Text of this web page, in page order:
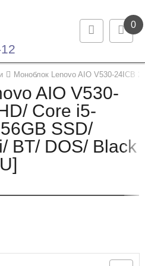
0
Моноблок Lenovo AIO V530-24ICB
AIO V530-
Core i5-
SSD/
BT/ DOS/ Black